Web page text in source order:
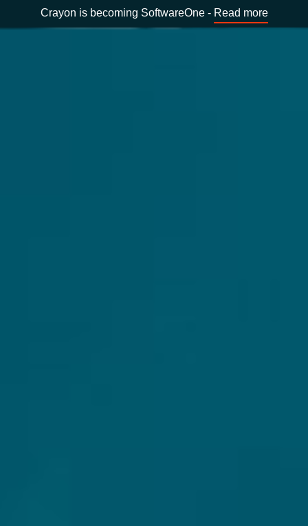
Crayon is becoming SoftwareOne - Read more